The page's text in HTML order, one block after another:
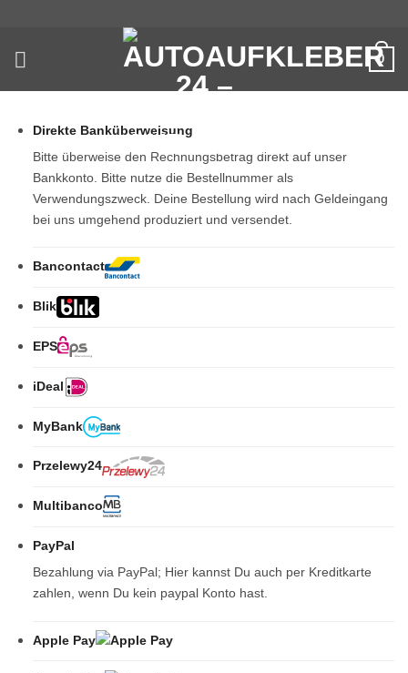
springen
0
Direkte Banküberweisung
Bitte überweise den Rechnungsbetrag direkt auf unser
Bankkonto. Bitte nutze die Bestellnummer als
Verwendungszweck. Deine Bestellung wird nach Geldeingang
bei uns umgehend produziert und versendet.
Bancontact
Blik
EPS
iDeal
MyBank
Przelewy24
Multibanco
PayPal
Bezahlung via PayPal; Hier kannst Du auch per Kreditkarte
zahlen, wenn Du kein paypal Konto hast.
Apple Pay